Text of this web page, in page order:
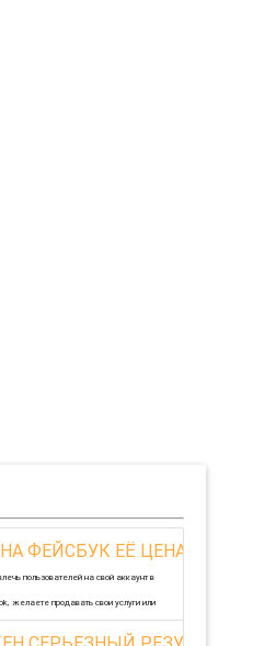
ФЕЙСБУК ЕЁ ЦЕНА И
пользователей на свой аккаунт в
желаете продавать свои услуги или